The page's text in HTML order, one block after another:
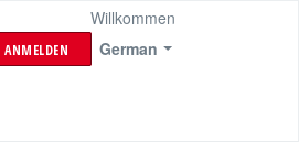
German
Willkommen
ANMELDEN